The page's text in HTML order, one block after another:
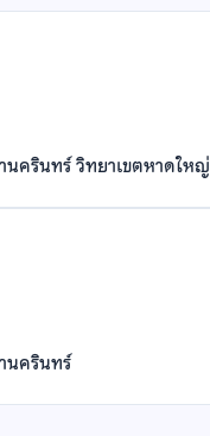
นครินทร์ วิทยาเขตหาดใหญ่
นครินทร์